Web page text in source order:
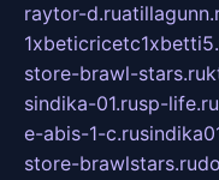
raytor-d.ru
store-brawl-stars.ru
sindika-01.rusp-life.ru
e-abis-1-c.ru
store-brawlstars.ru